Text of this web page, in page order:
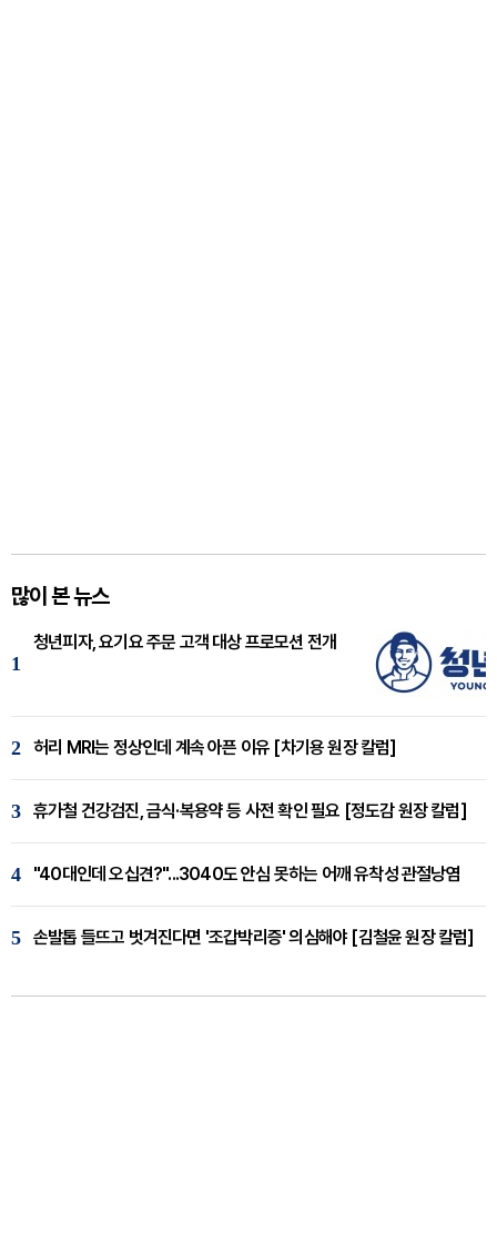
많이 본 뉴스
1
청년피자, 요기요 주문 고객 대상 프로모션 전개
2 허리 MRI는 정상인데 계속 아픈 이유 [차기용 원장 칼럼]
3 휴가철 건강검진, 금식·복용약 등 사전 확인 필요 [정도감 원장 칼럼]
4 "40대인데 오십견?"...3040도 안심 못하는 어깨 유착성 관절낭염
5 손발톱 들뜨고 벗겨진다면 '조갑박리증' 의심해야 [김철윤 원장 칼럼]